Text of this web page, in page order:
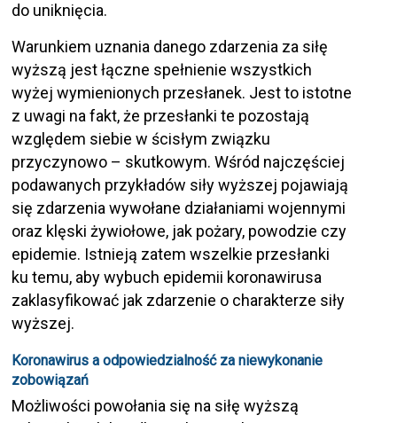
do uniknięcia.
Warunkiem uznania danego zdarzenia za siłę
wyższą jest łączne spełnienie wszystkich
wyżej wymienionych przesłanek. Jest to istotne
z uwagi na fakt, że przesłanki te pozostają
względem siebie w ścisłym związku
przyczynowo – skutkowym. Wśród najczęściej
podawanych przykładów siły wyższej pojawiają
się zdarzenia wywołane działaniami wojennymi
oraz klęski żywiołowe, jak pożary, powodzie czy
epidemie. Istnieją zatem wszelkie przesłanki
ku temu, aby wybuch epidemii koronawirusa
zaklasyfikować jak zdarzenie o charakterze siły
wyższej.
Koronawirus a odpowiedzialność za niewykonanie
zobowiązań
Możliwości powołania się na siłę wyższą